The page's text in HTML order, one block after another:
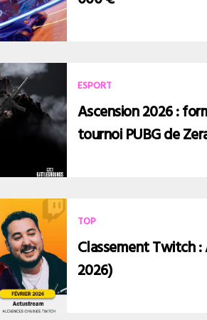
ESPORT
Ascension 2026 :
tournoi PUBG de
TOP
Classement Twitch :
2026)